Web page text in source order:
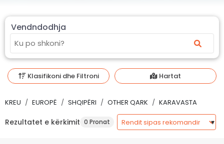
Vendndodhja
Klasifikoni dhe Filtroni Hartat
KREU EUROPË SHQIPËRI OTHER QARK KARAVASTA
Rezultatet e kërkimit 0 Pronat